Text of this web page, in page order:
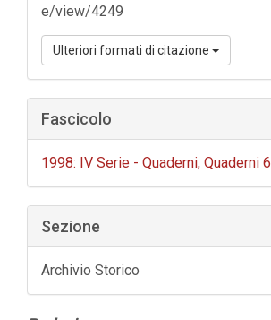
e/view/4249
Ulteriori formati di citazione
Fascicolo
1998: IV Serie - Quaderni, Quaderni 6
Sezione
Archivio Storico